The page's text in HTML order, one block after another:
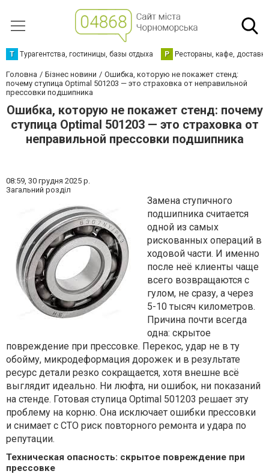
Т Турагентства, гостиницы, базы отдыха Р Рестораны, кафе,
Головна Бізнес новини
Ошибка, которую не покажет стенд:
почему ступица Optimal 501203 — это страховка от неправильной
прессовки подшипника
Ошибка, которую не покажет стенд: почему
ступица Optimal 501203 — это страховка от
неправильной прессовки подшипника
08:59, 30 грудня 2025 р.
Загальний розділ
Замена ступичного
подшипника считается
одной из самых
рискованных операций в
ходовой части. И именно
после неё клиенты чаще
всего возвращаются с
гулом, не сразу, а через
5-10 тысяч километров.
Причина почти всегда
одна: скрытое
повреждение при прессовке. Перекос, удар не в ту
обойму, микродеформация дорожек и в результате
ресурс детали резко сокращается, хотя внешне всё
выглядит идеально. Ни люфта, ни ошибок, ни показаний
на стенде. Готовая ступица Optimal 501203 решает эту
проблему на корню. Она исключает ошибки прессовки
и снимает с СТО риск повторного ремонта и удара по
репутации.
Техническая опасность: скрытое повреждение при
прессовке